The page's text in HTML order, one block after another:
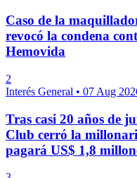
Caso de la
revocó la condena
Hemovida
2
Interés General • 07 Aug
Tras casi 20 años de
Club cerró la
pagará US$ 1,8